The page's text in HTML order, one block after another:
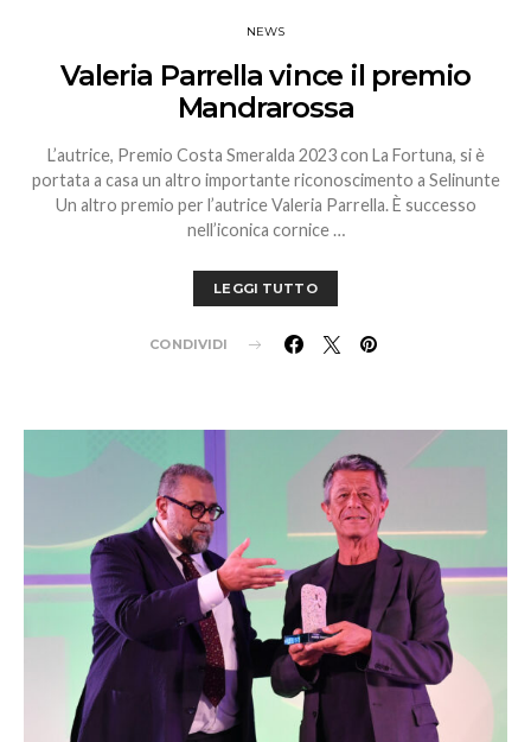
NEWS
Valeria Parrella vince il premio
Mandrarossa
L’autrice, Premio Costa Smeralda 2023 con La Fortuna, si è
portata a casa un altro importante riconoscimento a Selinunte
Un altro premio per l’autrice Valeria Parrella. È successo
nell’iconica cornice …
LEGGI TUTTO
CONDIVIDI